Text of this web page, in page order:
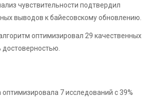
чувствительности подтвердил
выводов к байесовскому обновлению.
оптимизировал 29 качественных
достоверностью.
7 исследований с 39%